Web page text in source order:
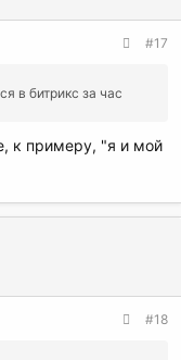
#17
в битрикс за час
к примеру, "я и мой
#18